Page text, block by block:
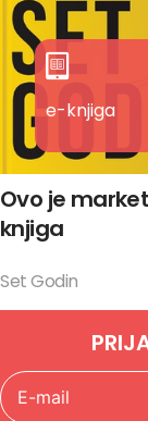
e-knjiga
Ovo je
knjiga
Set Godin